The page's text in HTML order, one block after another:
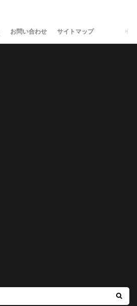
お問い合わせ サイトマップ